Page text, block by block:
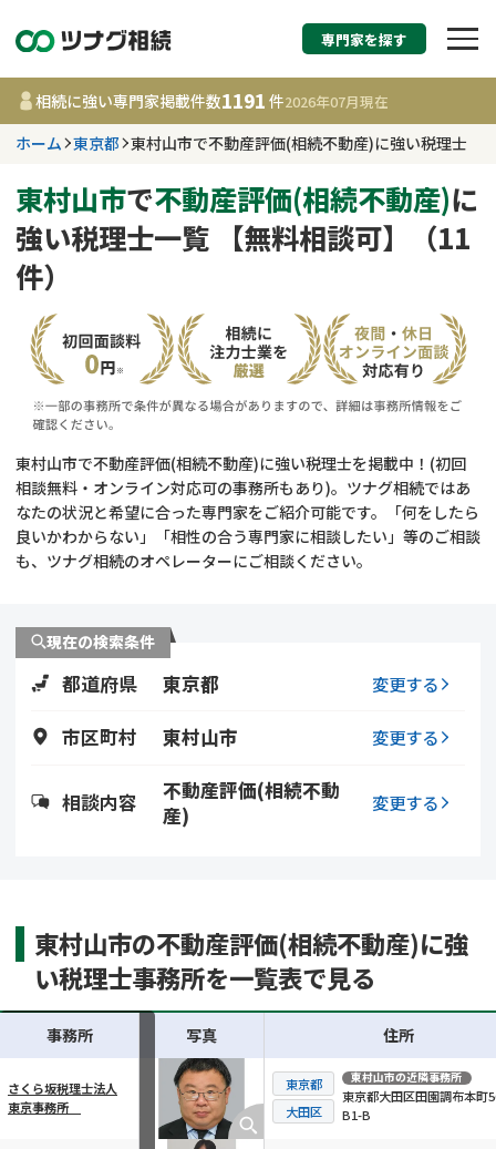
相続税申告・相続手
す
東京都
事務所 1191
相談内容で探す
遺言書作成・遺言執行
相続登記
遺留分侵害額請求
相続手続き
不動産評価(相続不動
費用相場
コラム
相続手続き
遺言
調査・アンケート
専門家を探す
相続に強い専門家掲載件数1191 件2026年07月現在
ホーム 東京都 東村山市で不動産評価(相続不動産)に強い税理士
東村山市で不動産評価(相続不動産)に
強い税理士一覧 【無料相談可】（11
件）
東村山市で不動産評価(相続不動産)に強い税理士を掲載中！(初回
相談無料・オンライン対応可の事務所もあり)。ツナグ相続ではあ
なたの状況と希望に合った専門家をご紹介可能です。「何をしたら
良いかわからない」「相性の合う専門家に相談したい」等のご相談
も、ツナグ相続のオペレーターにご相談ください。
現在の検索条件
都道府県 東京都 変更する
市区町村 東村山市 変更する
相談内容
不動産評価(相続不動
産)
変更する
東村山市の不動産評価(相続不動産)に強
い税理士事務所を一覧表で見る
横スクロール可能
事務所 写真 住所
さくら坂税理士法人
東京事務所
東京都
大田区
東村山市の近隣事務所
東京都大田区田園調布本町
B1-B